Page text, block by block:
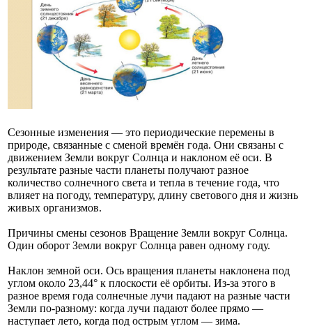
Сезонные изменения — это периодические перемены в
природе, связанные с сменой времён года. Они связаны с
движением Земли вокруг Солнца и наклоном её оси. В
результате разные части планеты получают разное
количество солнечного света и тепла в течение года, что
влияет на погоду, температуру, длину светового дня и жизнь
живых организмов.
Причины смены сезонов Вращение Земли вокруг Солнца.
Один оборот Земли вокруг Солнца равен одному году.
Наклон земной оси. Ось вращения планеты наклонена под
углом около 23,44° к плоскости её орбиты. Из-за этого в
разное время года солнечные лучи падают на разные части
Земли по-разному: когда лучи падают более прямо —
наступает лето, когда под острым углом — зима.